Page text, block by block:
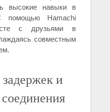
высокие навыки в
помощью Hamachi
с друзьями в
совместным
и